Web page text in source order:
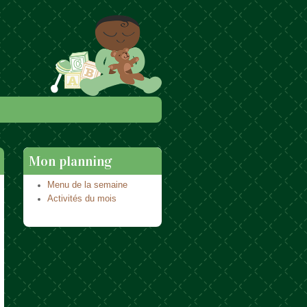
Mon planning
Menu de la semaine
Activités du mois